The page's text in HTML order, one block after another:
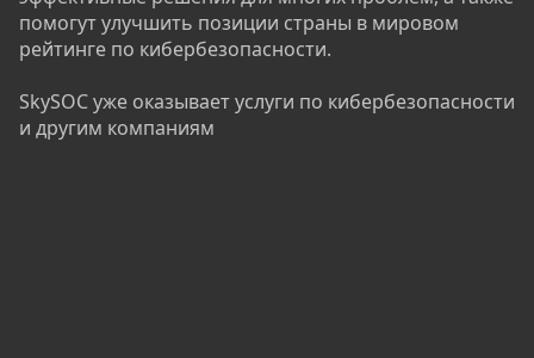
помогут улучшить позиции страны в мировом
рейтинге по кибербезопасности.
SkySOC уже оказывает услуги по кибербезопасности
и другим компаниям